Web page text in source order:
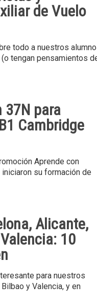
de Vuelo
todo a nuestros
tengan pensamientos
37N para
Cambridge
Aprende con
su formación de
Alicante,
10
para nuestros
y Valencia, y en